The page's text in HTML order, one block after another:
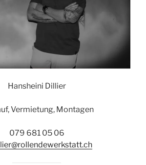
Hansheini Dillier
Vermietung, Montagen
079 681 05 06